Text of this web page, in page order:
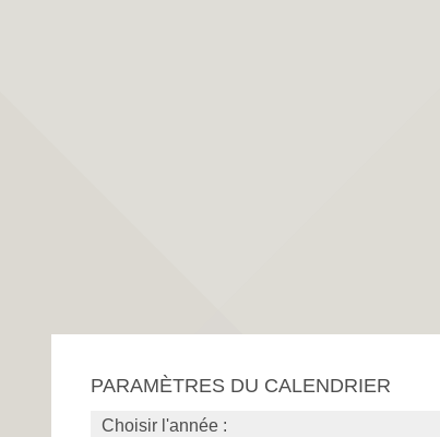
PARAMÈTRES DU CALENDRIER
Choisir l'année :